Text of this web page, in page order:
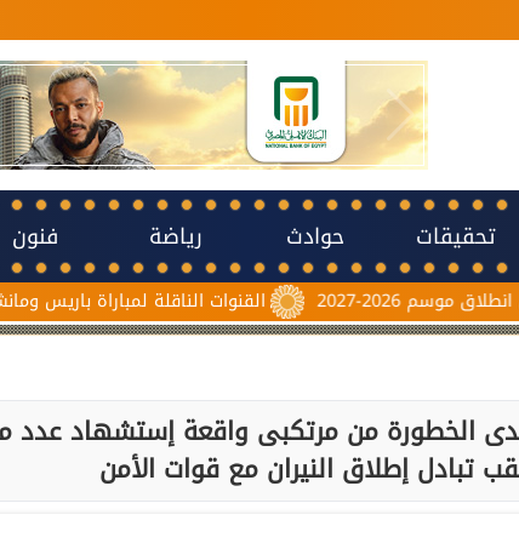
تحقيقات حوادث رياضة فنون
القنوات الناقلة لمباراة باريس ومانشستر 2027
الخطورة من مرتكبى واقعة إستشهاد عدد
تبادل إطلاق النيران مع قوات الأمن